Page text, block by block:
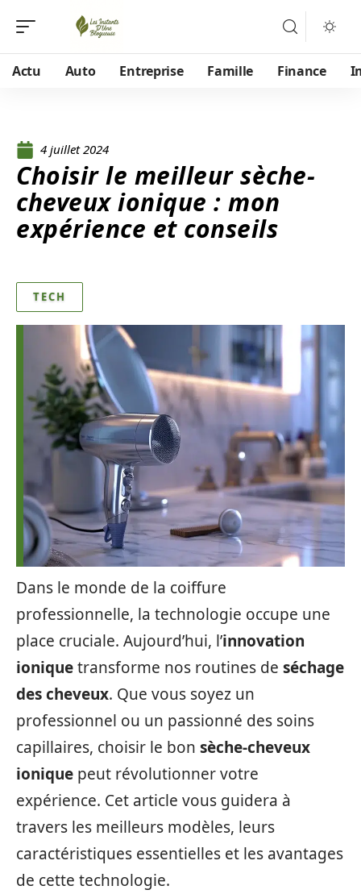
Actu Auto Entreprise Famille Finance
4 juillet 2024
Choisir le meilleur sèche-
cheveux ionique : mon
expérience et conseils
TECH
Dans le monde de la coiffure
professionnelle, la technologie occupe une
place cruciale. Aujourd’hui, l’innovation
ioniquetransforme nos routines de séchage
des cheveux. Que vous soyez un
professionnel ou un passionné des soins
capillaires, choisir le bon sèche-cheveux
ionique peut révolutionner votre
expérience. Cet article vous guidera à
travers les meilleurs modèles, leurs
caractéristiques essentielles et les avantages
de cette technologie.